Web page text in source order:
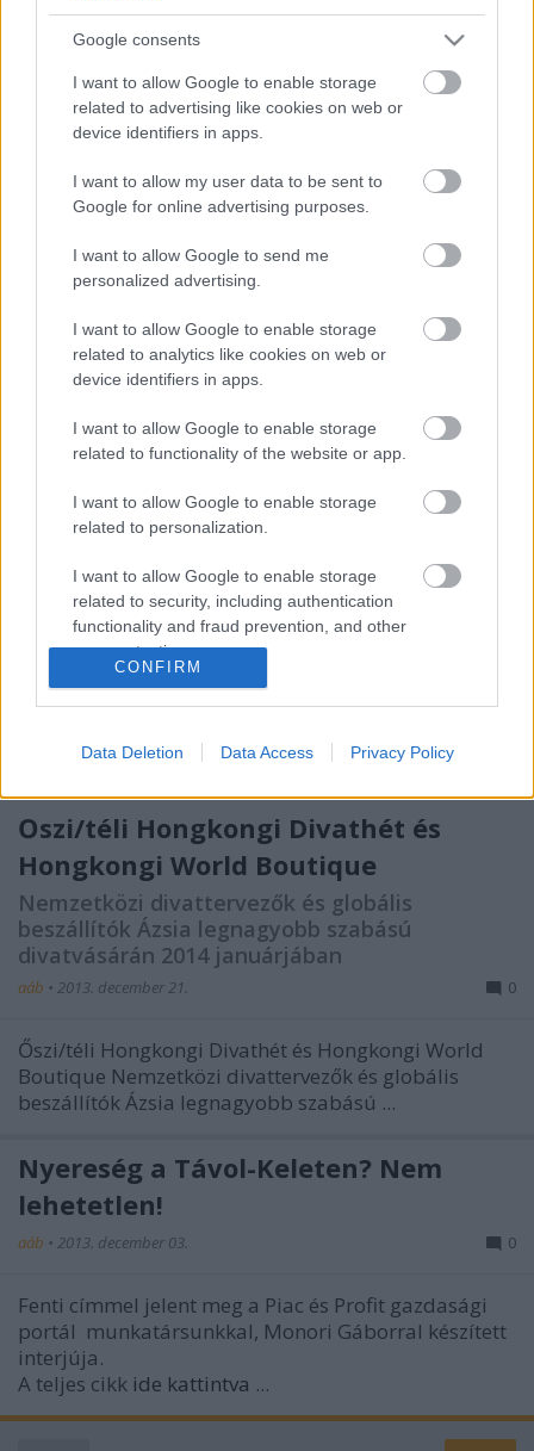
Google consents
I want to allow Google to enable storage
related to advertising like cookies on web or
device identifiers in apps.
I want to allow my user data to be sent to
Google for online advertising purposes.
I want to allow Google to send me
personalized advertising.
I want to allow Google to enable storage
related to analytics like cookies on web or
device identifiers in apps.
I want to allow Google to enable storage
related to functionality of the website or app.
I want to allow Google to enable storage
related to personalization.
I want to allow Google to enable storage
related to security, including authentication
functionality and fraud prevention, and other
user protection.
CONFIRM
Data Deletion Data Access Privacy Policy
A legújabb trendek a Hongkongi
Tavaszi Elektronikai Vásáron
2014. március 12.
2014-ben a legújabb elektronikai és technológiai
trendekre Ázsia legnagyobb tavaszi elektronikai
Holdújév
2014. január 30.
A Ló Év kezdetén, 2014. február 1-én az
azsiaport.hu
munkatársa, Monori Gábor is előadást tart a
Holdújév Fesztiválon, "Kortárs generációk a ...
Nagy Kínai Újévi Hangverseny
február 3-án a Művészetek
Palotájában
•2014. január 27.
Nagy Kínai Újévi hangverseny a Müpában
és a világon is, hiszen hozzávetőlegesen a Föld ...
Őszi/téli Hongkongi Divathét és
Hongkongi World Boutique
Nemzetközi divattervezők és globális
beszállítók Ázsia legnagyobb szabású
divatvásárán 2014 januárjában
aáb • 2013. december 21. 0
Őszi/téli Hongkongi Divathét és Hongkongi World
Boutique Nemzetközi divattervezők és globális
beszállítók Ázsia legnagyobb szabású ...
Nyereség a Távol-Keleten? Nem
lehetetlen!
aáb • 2013. december 03. 0
Fenti címmel jelent meg a Piac és Profit gazdasági
portál munkatársunkkal, Monori Gáborral készített
interjúja.
A teljes cikk ide kattintva ...